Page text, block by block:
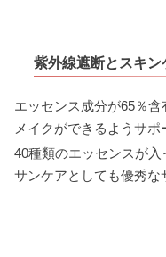
紫外線遮断とスキン
エッセンス成分が65％
メイクができるようサ
40種類のエッセンスが
サンケアとしても優秀な